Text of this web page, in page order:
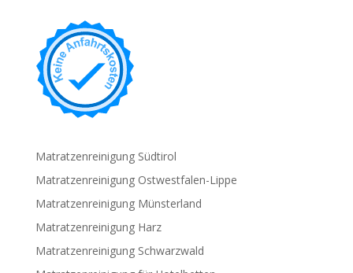
Matratzenreinigung Südtirol
Matratzenreinigung Ostwestfalen-Lippe
Matratzenreinigung Münsterland
Matratzenreinigung Harz
Matratzenreinigung Schwarzwald